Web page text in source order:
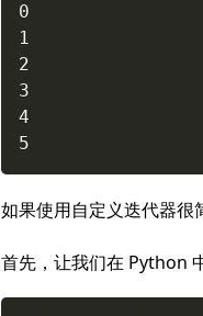
0
1
2
3
4
如果使用自定义迭代器很
首先，让我们在 Python